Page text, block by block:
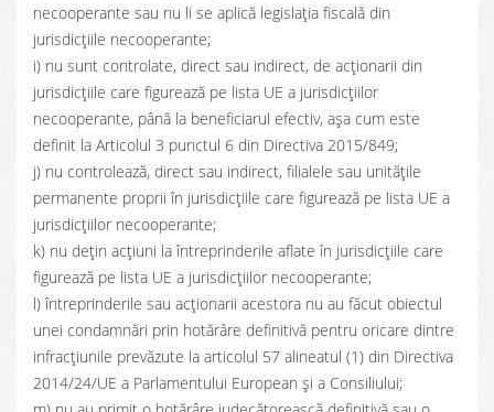
necooperante sau nu li se aplică legislaţia fiscală din
jurisdicţiile necooperante;
i) nu sunt controlate, direct sau indirect, de acţionarii din
jurisdicţiile care figurează pe lista UE a jurisdicţiilor
necooperante, până la beneficiarul efectiv, aşa cum este
definit la Articolul 3 punctul 6 din Directiva 2015/849;
j) nu controlează, direct sau indirect, filialele sau unităţile
permanente proprii în jurisdicţiile care figurează pe lista UE a
jurisdicţiilor necooperante;
k) nu deţin acţiuni la întreprinderile aflate în jurisdicţiile care
figurează pe lista UE a jurisdicţiilor necooperante;
l) întreprinderile sau acţionarii acestora nu au făcut obiectul
unei condamnări prin hotărâre definitivă pentru oricare dintre
infracțiunile prevăzute la articolul 57 alineatul (1) din Directiva
2014/24/UE a Parlamentului European și a Consiliului;